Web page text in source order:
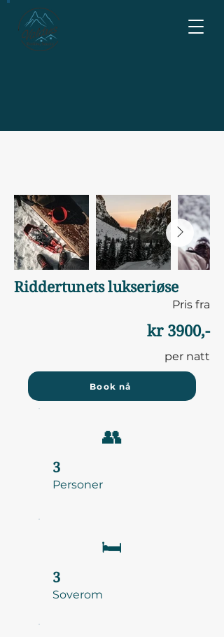
Riddertunets lukseriøse
Pris fra
kr 3900,-
per natt
Book nå
👥
3
Personer
🛏️
3
Soverom